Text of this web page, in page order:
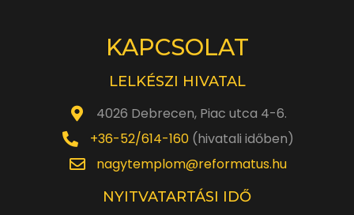
KAPCSOLAT
LELKÉSZI HIVATAL
4026 Debrecen, Piac utca 4-6.
+36-52/614-160(hivatali időben)
nagytemplom@reformatus.hu
NYITVATARTÁSI IDŐ